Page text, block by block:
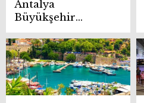
Antalya
Büyükşehir
Belediyesi
Alanya’da
üreticilere zeytin
ve Toros fıstığı
fidanı dağıttı